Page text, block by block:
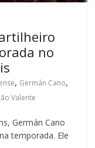
no
, Germán Cano,
Valente
Germán Cano
temporada. Ele